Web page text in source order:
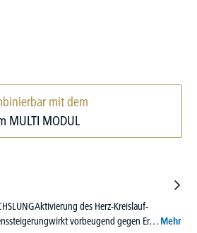
mit dem
MULTI MODUL
des Herz-Kreislauf-
vorbeugend gegen Er… Mehr